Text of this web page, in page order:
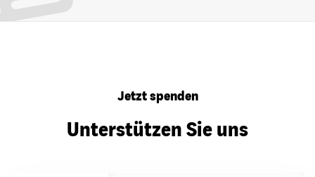
Jetzt spenden
Unterstützen Sie uns